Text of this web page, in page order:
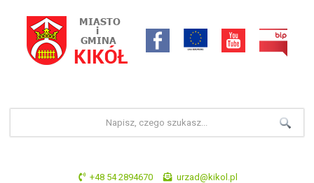
+48 54 2894670
urzad@kikol.pl